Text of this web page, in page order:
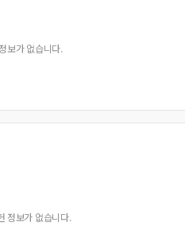
보가 없습니다.
정보가 없습니다.